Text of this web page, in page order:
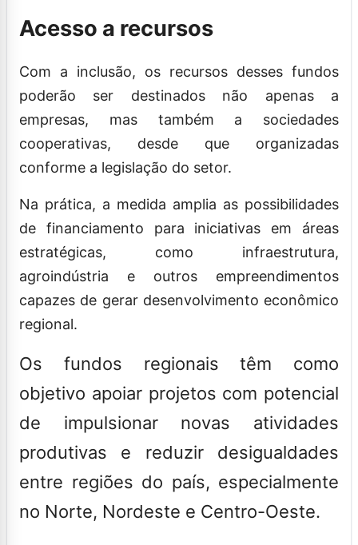
Acesso a recursos
Com a inclusão, os recursos desses fundos
poderão ser destinados não apenas a
empresas, mas também a sociedades
cooperativas, desde que organizadas
conforme a legislação do setor.
Na prática, a medida amplia as possibilidades
de financiamento para iniciativas em áreas
estratégicas, como infraestrutura,
agroindústria e outros empreendimentos
capazes de gerar desenvolvimento econômico
regional.
Os fundos regionais têm como
objetivo apoiar projetos com potencial
de impulsionar novas atividades
produtivas e reduzir desigualdades
entre regiões do país, especialmente
no Norte, Nordeste e Centro-Oeste.